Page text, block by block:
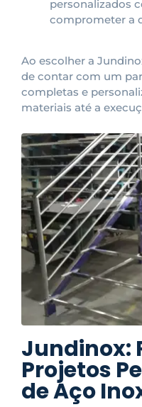
personalizados
comprometer a
Ao escolher a
de contar com um
completas e
materiais até a
Jundinox:
Projetos
de Aço